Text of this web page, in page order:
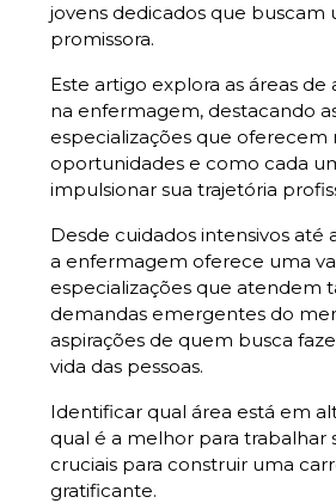
jovens dedicados que buscam
promissora.
Este artigo explora as áreas de
na enfermagem, destacando
especializações que oferecem
oportunidades e como cada
impulsionar sua trajetória
Desde cuidados intensivos até
a enfermagem oferece uma
especializações que atendem
demandas emergentes do
aspirações de quem busca
vida das pessoas.
Identificar qual área está em
qual é a melhor para trabalhar
cruciais para construir uma
gratificante.